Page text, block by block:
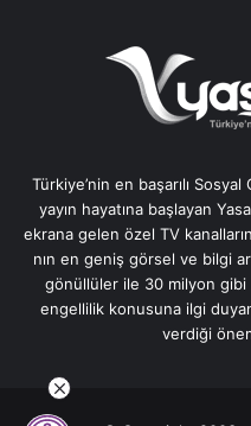
Türkiye’nin en başarılı
yayın hayatına başlayan
ekrana gelen özel TV
nın en geniş görsel ve bilgi
gönüllüler ile 30 milyon
engellilik konusuna ilgi
verdiği